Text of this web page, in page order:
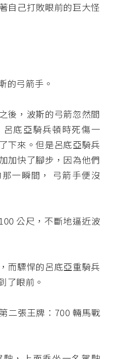
自己打敗眼前的巨大怪
的弓箭手。
後，波斯的弓箭忽然間
底亞騎兵頓時死傷一
下來。但是呂底亞騎兵
加快了腳步，因為他們
一瞬間， 弓箭手便沒
公尺，不斷地逼近波
而驃悍的呂底亞重騎兵
了眼前。
二張王牌：700 輛馬戰